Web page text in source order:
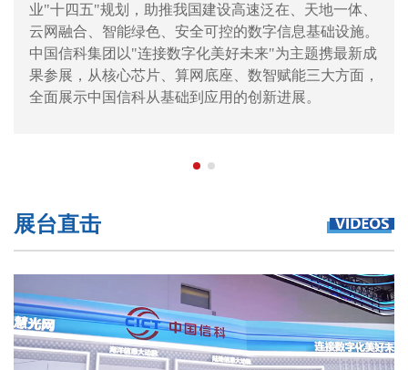
业"十四五"规划，助推我国建设高速泛在、天地一体、
云网融合、智能绿色、安全可控的数字信息基础设施。
中国信科集团以"连接数字化美好未来"为主题携最新成
果参展，从核心芯片、算网底座、数智赋能三大方面，
全面展示中国信科从基础到应用的创新进展。
展台直击